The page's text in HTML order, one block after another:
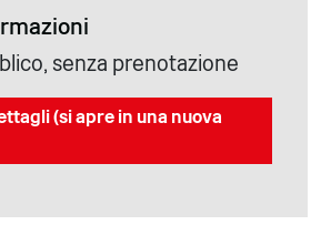
senza prenotazione
(si apre in una nuova